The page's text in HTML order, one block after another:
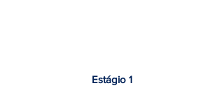
Estágio 1